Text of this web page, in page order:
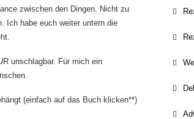
zwischen den Dingen. Nicht zu
Ich habe euch weiter untern die
unschlagbar. Für mich ein
(einfach auf das Buch klicken**)